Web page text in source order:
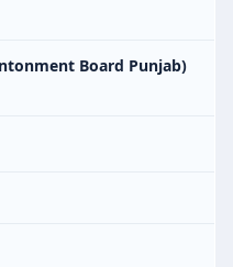
Board Punjab)